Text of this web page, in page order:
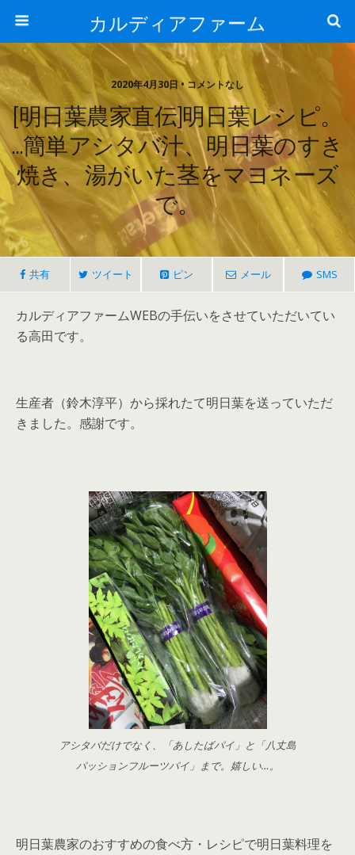
カルディアファーム
2020年4月30日 • コメントなし
[明日葉農家直伝]明日葉レシピ。
…簡単アシタバ汁、明日葉のすき
焼き、湯がいた茎をマヨネーズ
で。
共有 ツイート ピン メール SMS
カルディアファームWEBの手伝いをさせていただいてい
る高田です。
生産者（鈴木淳平）から採れたて明日葉を送っていただ
きました。感謝です。
アシタバだけでなく、「あしたばパイ」と「八丈島
パッションフルーツパイ」まで。嬉しい…。
明日葉農家のおすすめの食べ方・レシピで明日葉料理を